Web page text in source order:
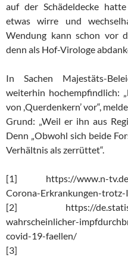
auf der Schädeldecke
etwas wirre und
Wendung kann schon vor
denn als Hof-Virologe
In Sachen Majestäts-
weiterhin hochempfindlich:
von ,Querdenkern’ vor“,
Grund: „Weil er ihn aus
Denn „Obwohl sich beide
Verhältnis als zerrüttet“.
[1] https://www.n-tv.de/
Corona-Erkrankungen-
[2] https://
wahrscheinlicher-
covid-19-faellen/
[3]